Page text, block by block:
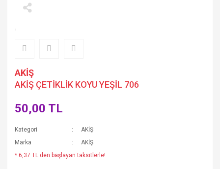
AKİŞ
AKİŞ ÇETİKLİK KOYU YEŞİL 706
50,00 TL
Kategori
AKİŞ
Marka
AKİŞ
* 6,37 TL den başlayan taksitlerle!